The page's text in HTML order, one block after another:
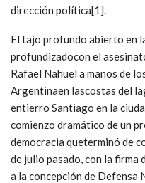
dirección política[1].
El tajo profundo abierto en
profundizadocon el
Rafael Nahuel a manos de
Argentinaen lascostas del
entierro Santiago en la
comienzo dramático de un
democracia queterminó de
de julio pasado, con la firma
a la concepción de Defensa